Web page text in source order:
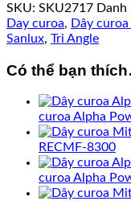
SKU: SKU2717 Danh
Day curoa, Dây
Sanlux, Tri Angle
Có thể bạn
curoa Alpha
RECMF-8300
curoa Alpha